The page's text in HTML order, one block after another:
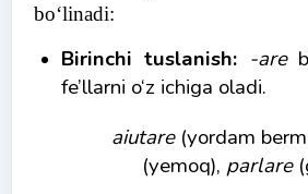
bo‘linadi:
Birinchi tuslanish: -are
fe’llarni o‘z ichiga oladi.
aiutare(yordam
(yemoq), parlare